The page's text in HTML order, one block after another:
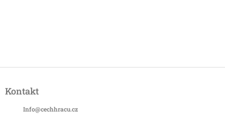
pKontakt
Info@cechhracu.cz